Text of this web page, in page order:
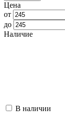
Цена
от
до
Наличие
В наличии